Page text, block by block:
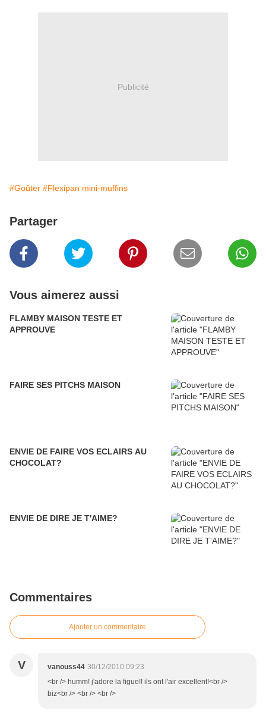
Publicité
#Goûter #Flexipan mini-muffins
Partager
Vous aimerez aussi
FLAMBY MAISON TESTE ET
APPROUVE
FAIRE SES PITCHS MAISON
ENVIE DE FAIRE VOS ECLAIRS AU
CHOCOLAT?
ENVIE DE DIRE JE T'AIME?
Commentaires
Ajouter un commentaire
V vanouss44 30/12/2010 09:23
<br /> humm! j'adore la figue!! ils ont l'air excellent!<br />
biz<br /> <br /> <br />